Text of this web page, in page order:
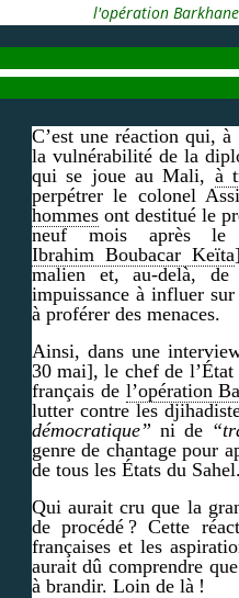
l'opération
C’est une réaction qui,
la vulnérabilité de la
qui se joue au Mali, à
perpétrer le colonel
hommesont destitué le
neuf mois après le
Ibrahim Boubacar Keïta
malien et, au-delà, de
impuissance à influer
à proférer des menaces.
Ainsi, dans une
30 mai], le chef de l’État
français de l’opération
lutter contre les
démocratique” ni de
genre de chantage pour
de tous les États du
Qui aurait cru que la
de procédé ? Cette
françaises et les
aurait dû comprendre
à brandir. Loin de là !